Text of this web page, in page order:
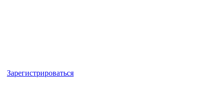
Зарегистрироваться